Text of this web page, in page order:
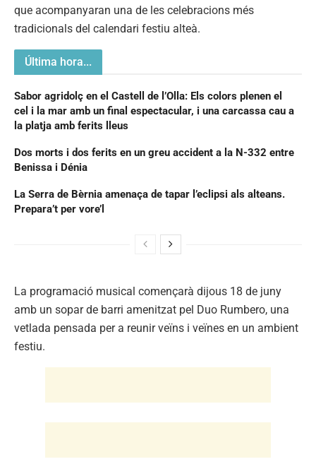
que acompanyaran una de les celebracions més
tradicionals del calendari festiu alteà.
Última hora...
Sabor agridolç en el Castell de l’Olla: Els colors plenen el
cel i la mar amb un final espectacular, i una carcassa cau a
la platja amb ferits lleus
Dos morts i dos ferits en un greu accident a la N-332 entre
Benissa i Dénia
La Serra de Bèrnia amenaça de tapar l’eclipsi als alteans.
Prepara’t per vore’l
La programació musical començarà dijous 18 de juny
amb un sopar de barri amenitzat pel Duo Rumbero, una
vetlada pensada per a reunir veïns i veïnes en un ambient
festiu.